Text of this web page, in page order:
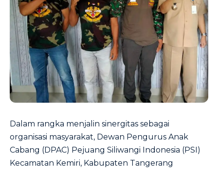
Dalam rangka menjalin sinergitas sebagai
organisasi masyarakat, Dewan Pengurus Anak
Cabang (DPAC) Pejuang Siliwangi Indonesia (PSI)
Kecamatan Kemiri, Kabupaten Tangerang